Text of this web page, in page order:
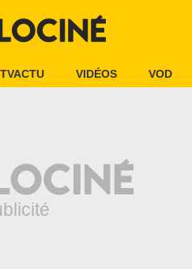
TVACTU VIDÉOS VOD